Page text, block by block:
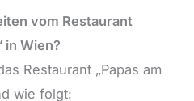
vom Restaurant
in Wien?
Restaurant „Papas am
wie folgt: